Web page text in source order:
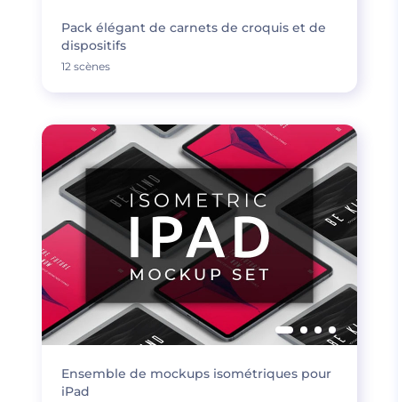
Pack élégant de carnets de croquis et de
dispositifs
12 scènes
Ensemble de mockups isométriques pour
iPad